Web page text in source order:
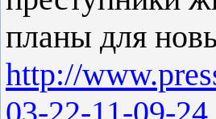
планы для
http://